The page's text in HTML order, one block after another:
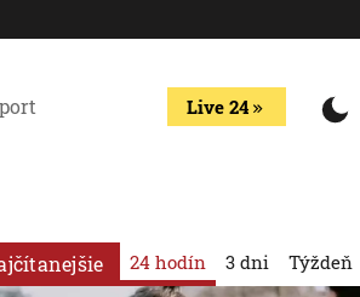
Live 24
24 hodín 3 dni Týždeň